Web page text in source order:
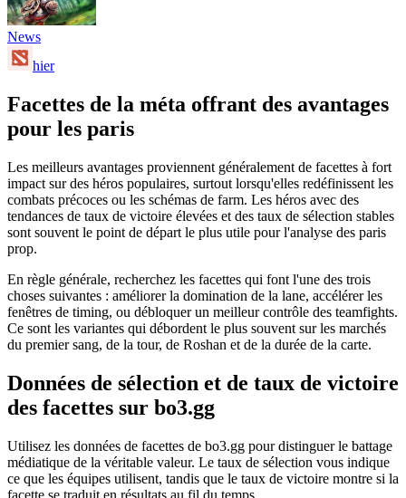
News
hier
Facettes de la méta offrant des avantages
pour les paris
Les meilleurs avantages proviennent généralement de facettes à fort
impact sur des héros populaires, surtout lorsqu'elles redéfinissent les
combats précoces ou les schémas de farm. Les héros avec des
tendances de taux de victoire élevées et des taux de sélection stables
sont souvent le point de départ le plus utile pour l'analyse des paris
prop.
En règle générale, recherchez les facettes qui font l'une des trois
choses suivantes : améliorer la domination de la lane, accélérer les
fenêtres de timing, ou débloquer un meilleur contrôle des teamfights.
Ce sont les variantes qui débordent le plus souvent sur les marchés
du premier sang, de la tour, de Roshan et de la durée de la carte.
Données de sélection et de taux de victoire
des facettes sur bo3.gg
Utilisez les données de facettes de bo3.gg pour distinguer le battage
médiatique de la véritable valeur. Le taux de sélection vous indique
ce que les équipes utilisent, tandis que le taux de victoire montre si la
facette se traduit en résultats au fil du temps.